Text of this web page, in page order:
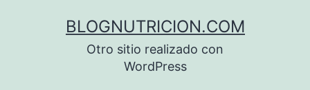
BLOGNUTRICION.COM
Otro sitio realizado con
WordPress